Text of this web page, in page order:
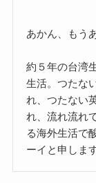
あかん、もう
約５年の台湾
生活。つたな
れ、つたない
れ、流れ流れ
る海外生活で
ーイと申します